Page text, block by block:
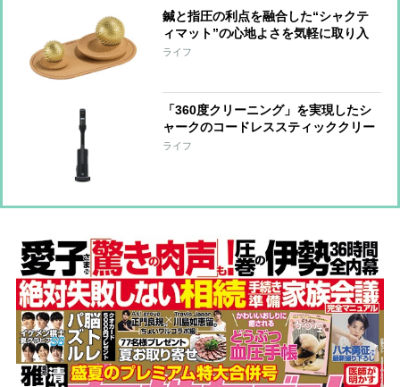
鍼と指圧の利点を融合した“シャクテ
ィマット”の心地よさを気軽に取り入
れられる『ワンダーボール セット』
ライフ
「360度クリーニング」を実現したシ
ャークのコードレススティッククリー
ナー 強い吸引力とヘッドの密着性で
ライフ